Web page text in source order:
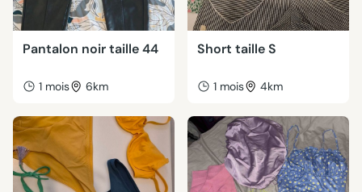
Pantalon noir taille 44
1 mois 6km
Short taille S
1 mois 4km